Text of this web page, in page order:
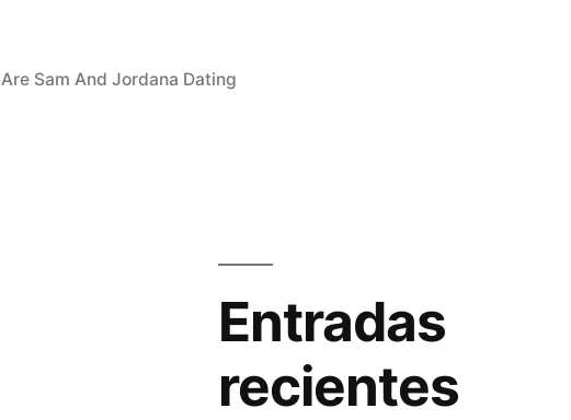
Publicada
Are Sam And Jordana Dating
Entradas
recientes